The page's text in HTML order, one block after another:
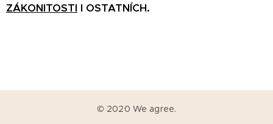
ZÁKONITOSTI I OSTATNÍCH.
© 2020 We agree.